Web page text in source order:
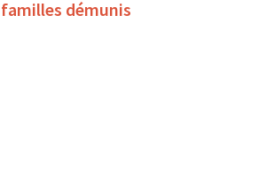
familles démunis